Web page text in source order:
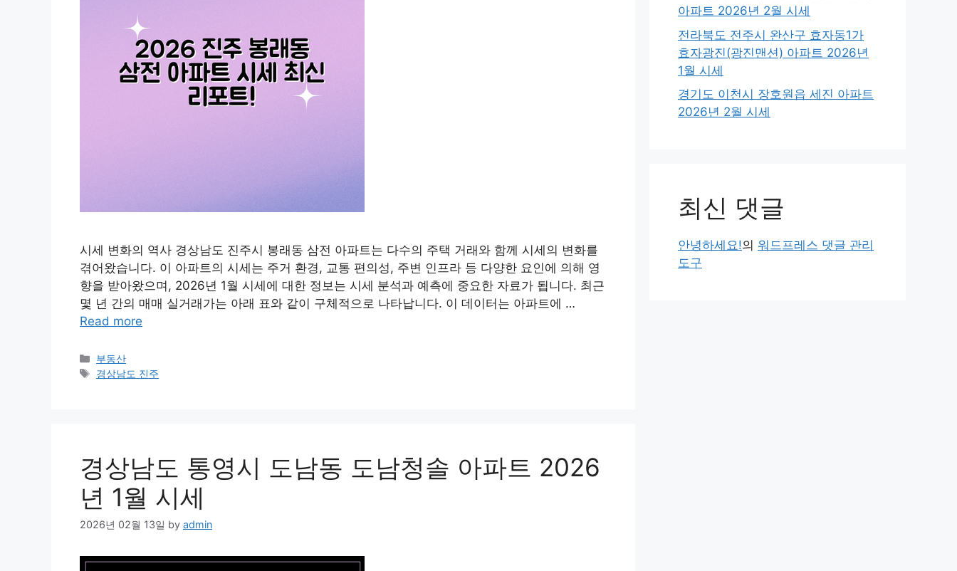
시세 변화의 역사 경상남도 진주시 봉래동 삼전 아파트는 다수의 주택 거래와 함께 시세의 변화를
겪어왔습니다. 이 아파트의 시세는 주거 환경, 교통 편의성, 주변 인프라 등 다양한 요인에 의해 영
향을 받아왔으며, 2026년 1월 시세에 대한 정보는 시세 분석과 예측에 중요한 자료가 됩니다. 최근
몇 년 간의 매매 실거래가는 아래 표와 같이 구체적으로 나타납니다. 이 데이터는 아파트에 …
Read more
Categories
부동산
Tags
경상남도 진주
경상남도 통영시 도남동 도남청솔 아파트 2026
년 1월 시세
2026년 02월 13일 by admin
아파트 2026년 2월 시세
전라북도 전주시 완산구 효자동1가
효자광진(광진맨션) 아파트 2026년
1월 시세
경기도 이천시 장호원읍 세진 아파트
2026년 2월 시세
최신 댓글
안녕하세요!의 워드프레스 댓글 관리
도구